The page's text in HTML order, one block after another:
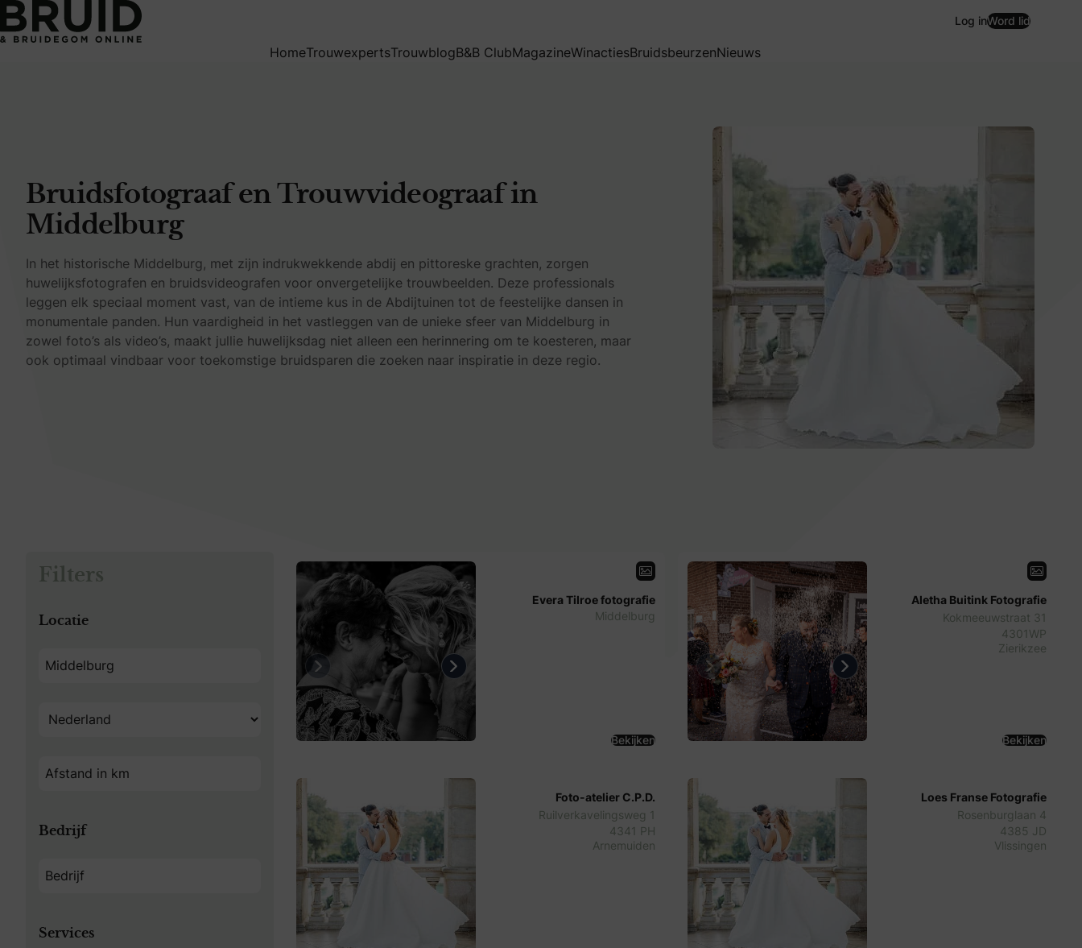
Bruidsfotograaf en Trouwvideograaf in Middelburg
Log inWord lid
HomeTrouwexpertsTrouwblogB&B ClubMagazineWinactiesBruidsbeurzenNieuws
Bruidsfotograaf en Trouwvideograaf in
Middelburg
In het historische Middelburg, met zijn indrukwekkende abdij en pittoreske grachten, zorgen
huwelijksfotografen en bruidsvideografen voor onvergetelijke trouwbeelden. Deze professionals
leggen elk speciaal moment vast, van de intieme kus in de Abdijtuinen tot de feestelijke dansen in
monumentale panden. Hun vaardigheid in het vastleggen van de unieke sfeer van Middelburg in
zowel foto’s als video’s, maakt jullie huwelijksdag niet alleen een herinnering om te koesteren, maar
ook optimaal vindbaar voor toekomstige bruidsparen die zoeken naar inspiratie in deze regio.
Filters
Locatie
Bedrijf
Services
Previous Next
Evera Tilroe fotografie
Middelburg
Bekijken
Previous Next
Aletha Buitink Fotografie
Kokmeeuwstraat 31
4301WP
Zierikzee
Bekijken
Foto-atelier C.P.D.
Ruilverkavelingsweg 1
4341 PH
Arnemuiden
Loes Franse Fotografie
Rosenburglaan 4
4385 JD
Vlissingen